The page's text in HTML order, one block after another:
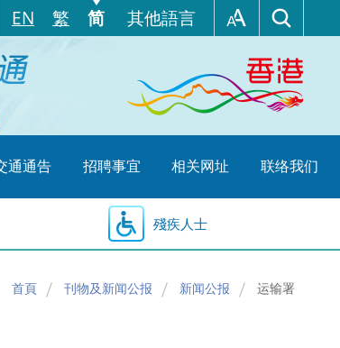
EN 繁 简 其他語言
通通告 招聘事宜 相关网址 联络我们
殘疾人士
首頁 刊物及新闻公报 新闻公报 运输署